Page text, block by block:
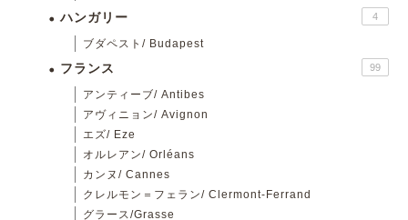
ハンガリー 4
ブダペスト/ Budapest
フランス 99
アンティーブ/ Antibes
アヴィニョン/ Avignon
エズ/ Eze
オルレアン/ Orléans
カンヌ/ Cannes
クレルモン＝フェラン/ Clermont-Ferrand
グラース/Grasse